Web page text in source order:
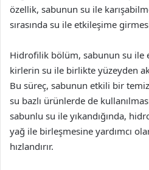
özellik, sabunun su ile
sırasında su ile etkileşime
Hidrofilik bölüm, sabunun su ile
kirlerin su ile birlikte yüzeyden
Bu süreç, sabunun etkili bir
su bazlı ürünlerde de
sabunlu su ile yıkandığında,
yağ ile birleşmesine yardımcı
hızlandırır.